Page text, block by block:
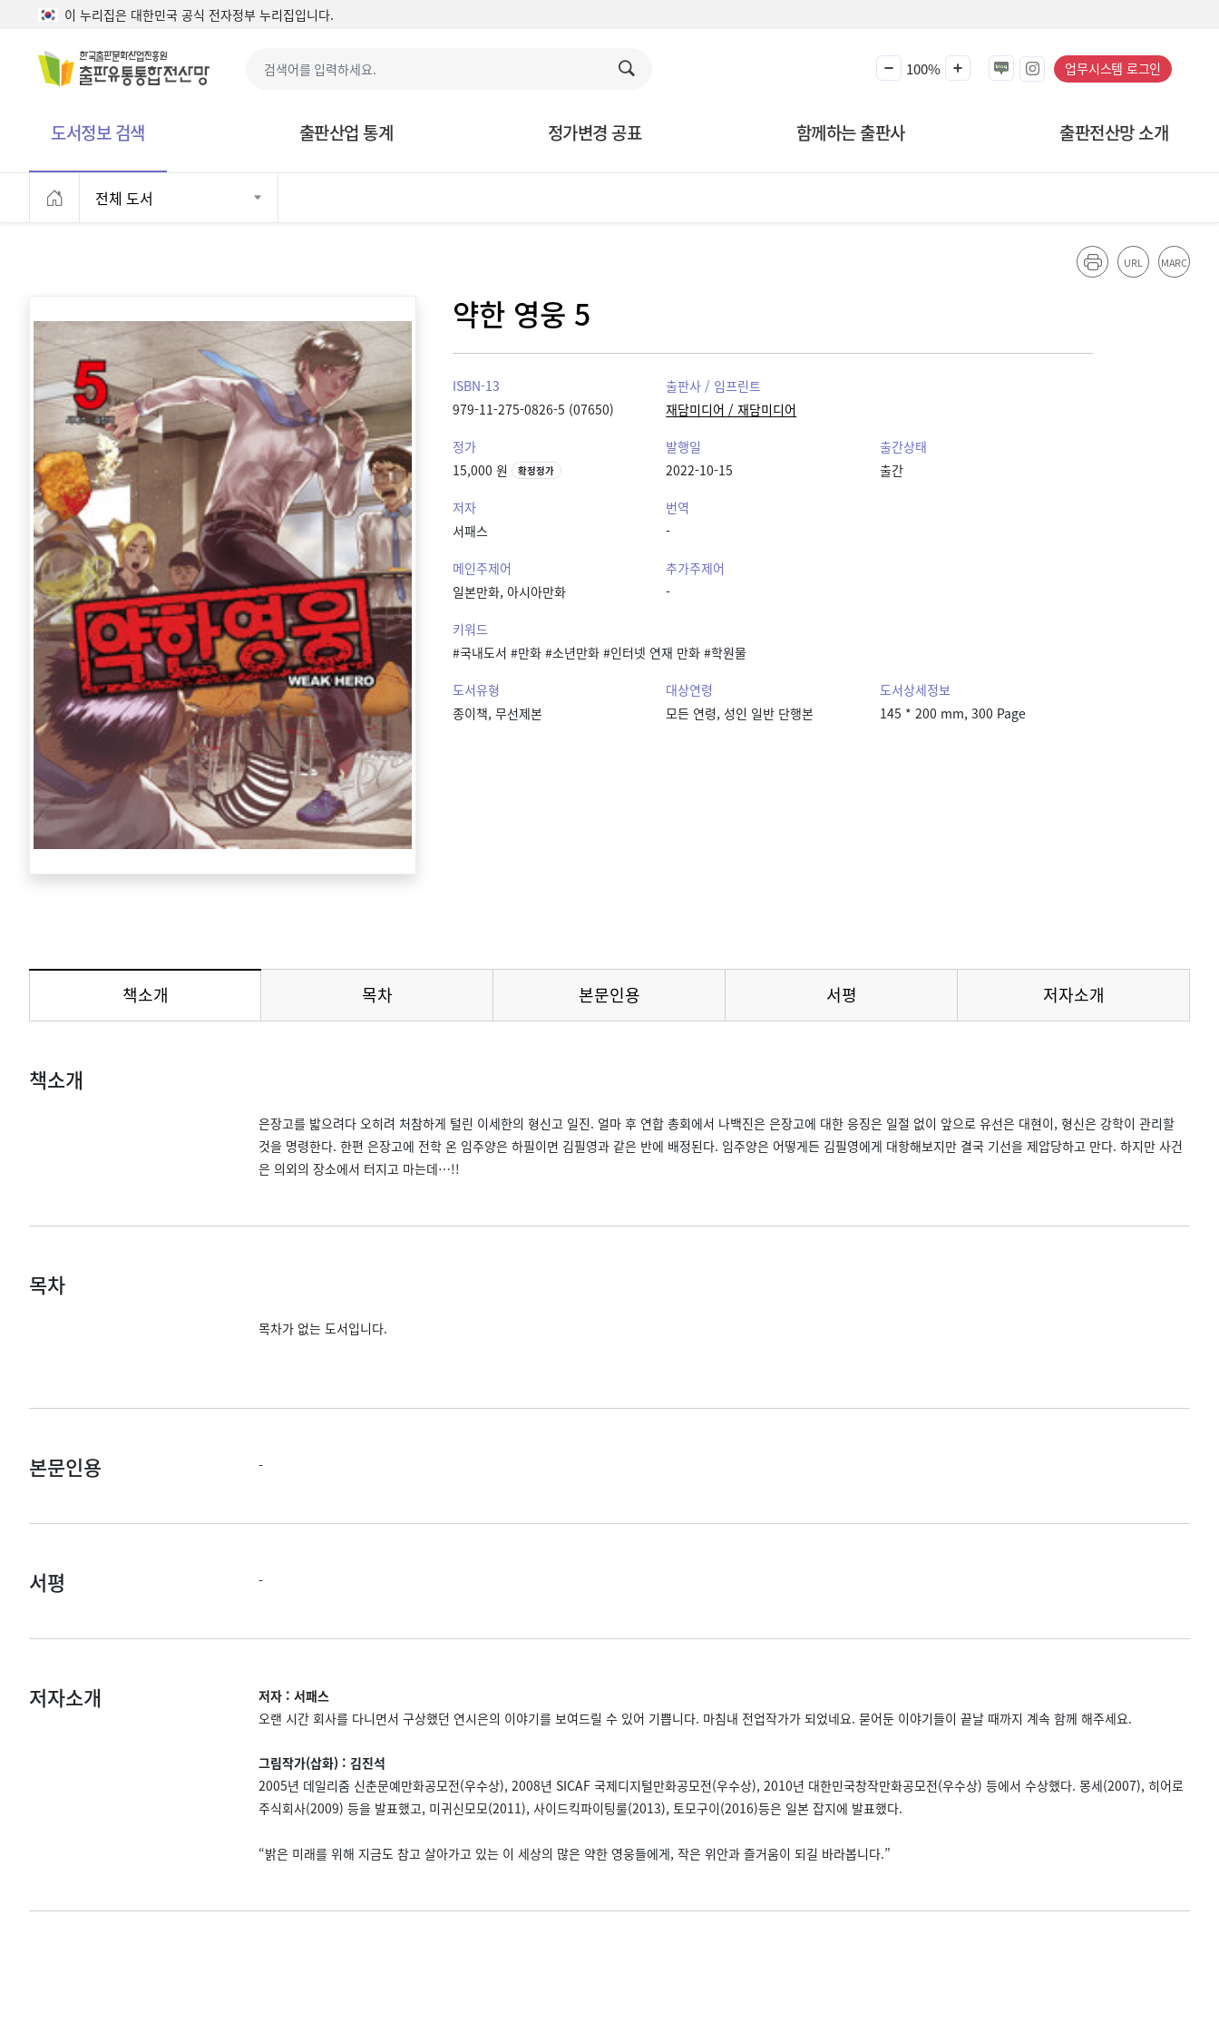
본문으로 바로가기이 누리집은 대한민국 공식 전자정부 누리집입니다.
100% 업무시스템 로그인
도서정보 검색 출판산업 통계 정가변경 공표 함께하는 출판사 출판전산망 소개
홈 전체 도서
약한 영웅 5
ISBN-13
979-11-275-0826-5 (07650)
출판사 / 임프린트
재담미디어 / 재담미디어
정가
15,000 원
확정정가
발행일
2022-10-15
출간상태
출간
저자
서패스
번역
-
메인주제어
일본만화, 아시아만화
추가주제어
-
키워드
#국내도서 #만화 #소년만화 #인터넷 연재 만화 #학원물
도서유형
종이책, 무선제본
대상연령
모든 연령, 성인 일반 단행본
도서상세정보
145 * 200 mm, 300 Page
URL MARC
책소개메뉴 선택됨 목차 본문인용 서평 저자소개
책소개
은장고를 밟으려다 오히려 처참하게 털린 이세한의 형신고 일진. 얼마 후 연합 총회에서 나백진은 은장고에 대한 응징은 일절 없이 앞으로 유선은 대현이, 형신은 강학이 관리할
것을 명령한다. 한편 은장고에 전학 온 임주양은 하필이면 김필영과 같은 반에 배정된다. 임주양은 어떻게든 김필영에게 대항해보지만 결국 기선을 제압당하고 만다. 하지만 사건
은 의외의 장소에서 터지고 마는데…!!
목차
목차가 없는 도서입니다.
본문인용 -
서평 -
저자소개
저자 : 서패스
오랜 시간 회사를 다니면서 구상했던 연시은의 이야기를 보여드릴 수 있어 기쁩니다. 마침내 전업작가가 되었네요. 묻어둔 이야기들이 끝날 때까지 계속 함께 해주세요.
그림작가(삽화) : 김진석
2005년 데일리줌 신춘문예만화공모전(우수상), 2008년 SICAF 국제디지털만화공모전(우수상), 2010년 대한민국창작만화공모전(우수상) 등에서 수상했다. 몽세(2007), 히어로
주식회사(2009) 등을 발표했고, 미귀신모모(2011), 사이드킥파이팅룰(2013), 토모구이(2016)등은 일본 잡지에 발표했다.
“밝은 미래를 위해 지금도 참고 살아가고 있는 이 세상의 많은 약한 영웅들에게, 작은 위안과 즐거움이 되길 바라봅니다.”